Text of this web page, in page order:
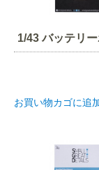
1/43 バッテリ
お買い物カゴに追